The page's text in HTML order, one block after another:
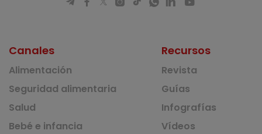
Canales
Alimentación
Seguridad alimentaria
Salud
Bebé e infancia
Recursos
Revista
Guías
Infografías
Vídeos